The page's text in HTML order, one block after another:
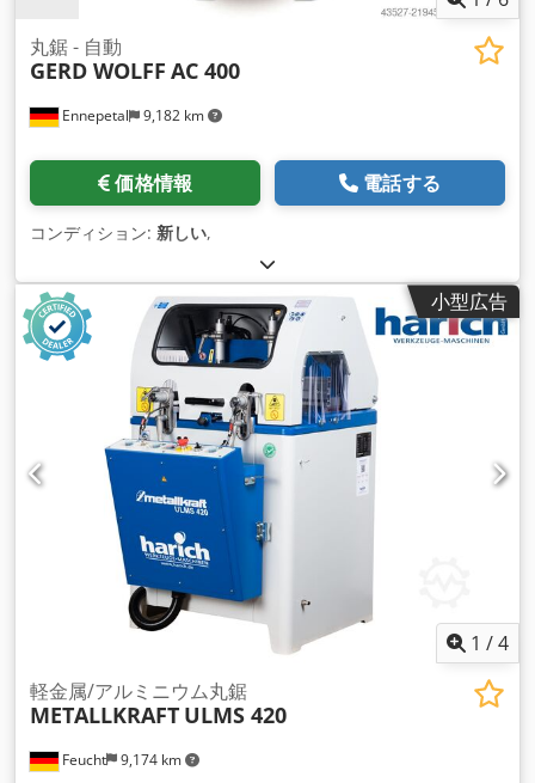
Ennepetal 9,182 km
丸鋸 - 自動
GERD WOLFF AC 400
価格情報 電話する
コンディション: 新しい,
小型広告
1 /4
Feucht 9,174 km
軽金属/アルミニウム丸鋸
METALLKRAFT ULMS 420